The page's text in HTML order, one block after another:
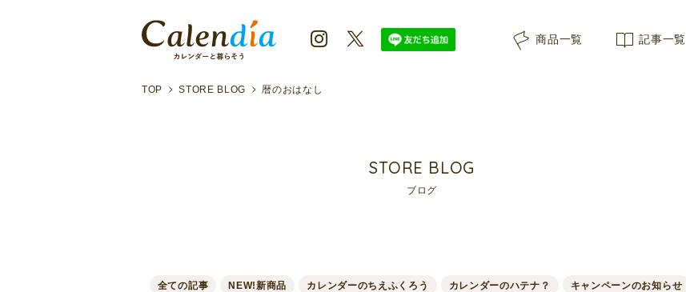
商品一覧 記事一覧
TOP STORE BLOG 暦のおはなし
STORE BLOG
ブログ
全ての記事 NEW!新商品 カレンダーのちえふくろう カレンダーのハテナ？ キャンペーンのお知らせ